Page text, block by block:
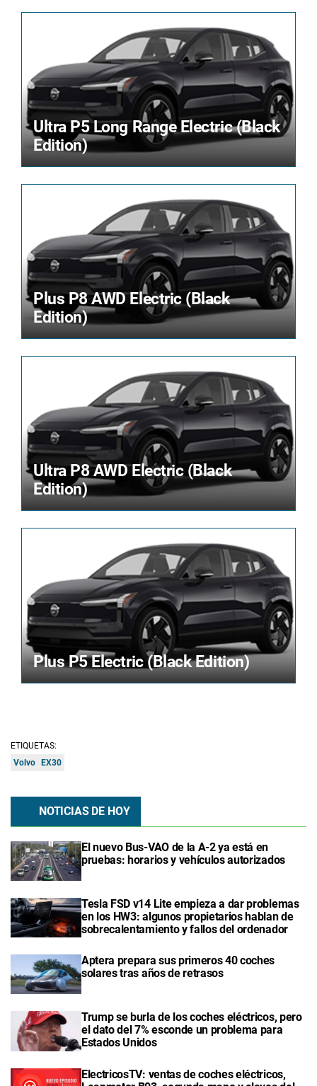
Ultra P5 Long Range Electric (Black
Edition)
Plus P8 AWD Electric (Black
Edition)
Ultra P8 AWD Electric (Black
Edition)
Plus P5 Electric (Black Edition)
ETIQUETAS:
Volvo EX30
NOTICIAS DE HOY
El nuevo Bus-VAO de la A-2 ya está en
pruebas: horarios y vehículos autorizados
Tesla FSD v14 Lite empieza a dar problemas
en los HW3: algunos propietarios hablan de
sobrecalentamiento y fallos del ordenador
Aptera prepara sus primeros 40 coches
solares tras años de retrasos
Trump se burla de los coches eléctricos, pero
el dato del 7% esconde un problema para
Estados Unidos
ElectricosTV: ventas de coches eléctricos,